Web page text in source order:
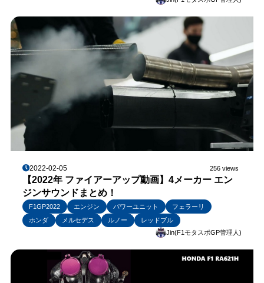
2022-02-05 256 views
【2022年 ファイアーアップ動画】4メーカー エン
ジンサウンドまとめ！
F1GP2022 エンジン パワーユニット
フェラーリ
ホンダ
メルセデス ルノー
レッドブル
Jin(F1モタスポGP管理人)